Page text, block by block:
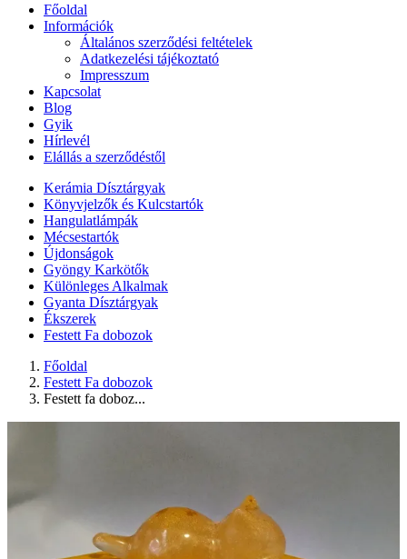
Főoldal
Információk
Általános szerződési feltételek
Adatkezelési tájékoztató
Impresszum
Kapcsolat
Blog
Gyik
Hírlevél
Elállás a szerződéstől
Kerámia Dísztárgyak
Könyvjelzők és Kulcstartók
Hangulatlámpák
Mécsestartók
Újdonságok
Gyöngy Karkötők
Különleges Alkalmak
Gyanta Dísztárgyak
Ékszerek
Festett Fa dobozok
Főoldal
Festett Fa dobozok
Festett fa doboz...